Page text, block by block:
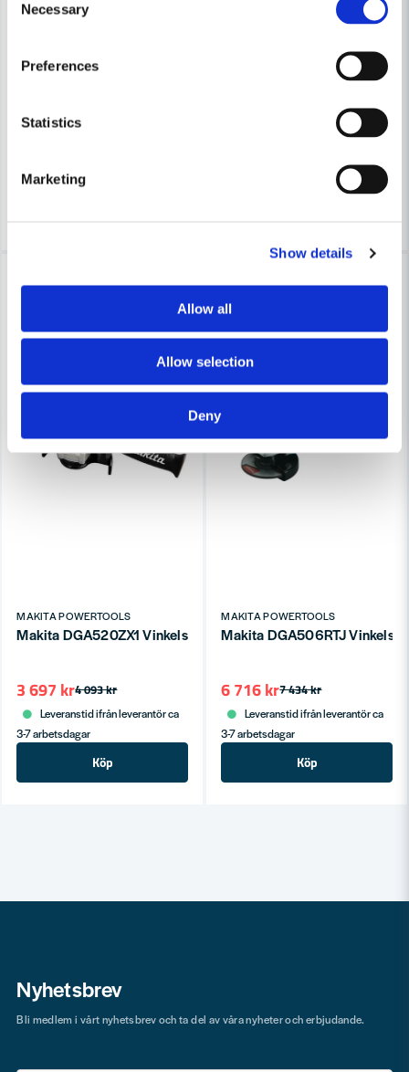
Selection
Necessary
Preferences
Statistics
Marketing
Show details
Allow all
Allow selection
Deny
Om det krävs en helt jämn yta, kan man efterarbeta den sista
//toolab.se
Finns i Webblager
Makita Vinkelslip XGT
MAKITA POWERTOOLS
Makita DGA520ZX1 Vinkelslip LXT 18V 125mm (utan batterier)
4 093 kr
3 697 kr
Leveranstid ifrån leverantör ca
3-7 arbetsdagar
Köp
MAKITA POWERTOOLS
Makita DGA506RTJ
7 434 kr
6 716 kr
Leveranstid ifrån leverantör ca
3-7 arbetsdagar
Köp
Nyhetsbrev
Bli medlem i vårt nyhetsbrev och ta del av våra nyheter och erbjudande.